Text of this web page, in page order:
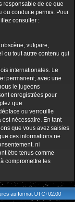
responsable de ce que
ou conduite permis. Pour
consulter :
vulgaire,
ou tout autre contenu qui
internationales. Le
permanent, avec une
le jugeons
enregistrées pour
que
ou verrouille
est nécessaire. En tant
que vous avez saisies
ces informations ne
ni
être tenus comme
compromettre les
au format UTC+02:00